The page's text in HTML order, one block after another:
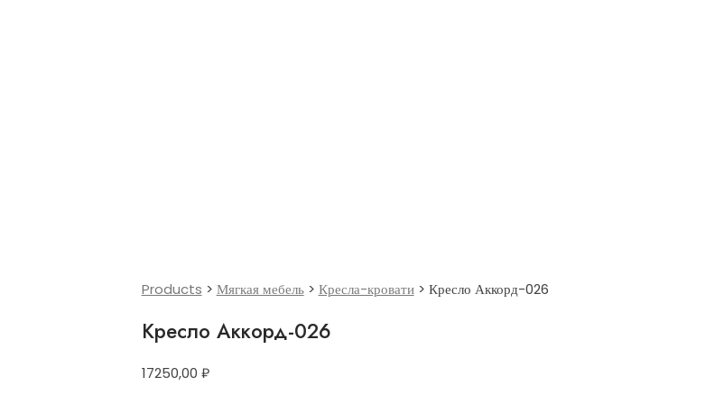
Products > Мягкая мебель> Кресла-кровати> Кресло Аккорд-026
Кресло Аккорд-026
17250,00 ₽